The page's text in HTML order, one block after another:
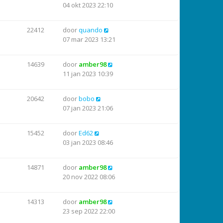
04 okt 2023 22:10
22412 doorquando
07 mar 2023 13:21
14639 door amber98
11 jan 2023 10:39
20642 doorbobo
07 jan 2023 21:06
15452 doorEd62
03 jan 2023 08:46
14871 door amber98
20 nov 2022 08:06
14313 door amber98
23 sep 2022 22:00